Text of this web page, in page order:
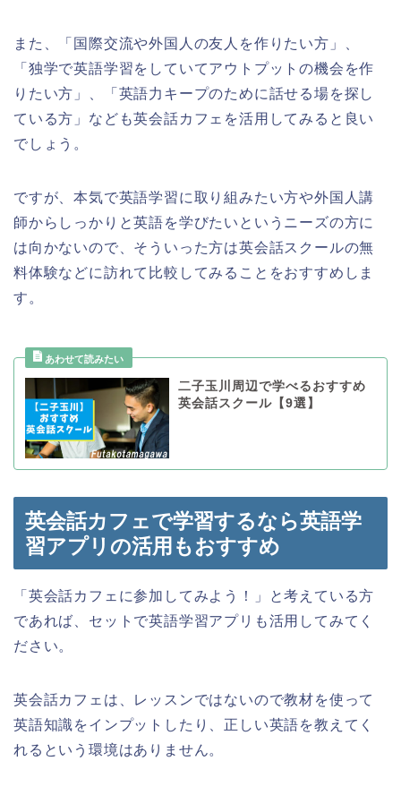
また、「国際交流や外国人の友人を作りたい方」、
「独学で英語学習をしていてアウトプットの機会を作
りたい方」、「英語力キープのために話せる場を探し
ている方」なども英会話カフェを活用してみると良い
でしょう。
ですが、本気で英語学習に取り組みたい方や外国人講
師からしっかりと英語を学びたいというニーズの方に
は向かないので、そういった方は英会話スクールの無
料体験などに訪れて比較してみることをおすすめしま
す。
二子玉川周辺で学べるおすすめ
英会話スクール【9選】
英会話カフェで学習するなら英語学
習アプリの活用もおすすめ
「英会話カフェに参加してみよう！」と考えている方
であれば、セットで英語学習アプリも活用してみてく
ださい。
英会話カフェは、レッスンではないので教材を使って
英語知識をインプットしたり、正しい英語を教えてく
れるという環境はありません。